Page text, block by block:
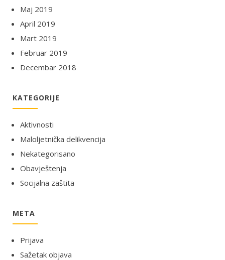
Maj 2019
April 2019
Mart 2019
Februar 2019
Decembar 2018
KATEGORIJE
Aktivnosti
Maloljetnička delikvencija
Nekategorisano
Obavještenja
Socijalna zaštita
META
Prijava
Sažetak objava